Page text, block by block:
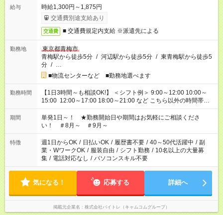
給与
時給1,300円～1,875円
交通費別途支給あり
交通費 ■ 交通費規定内支給 ※派遣先による
勤務地
東京都青梅市
青梅駅から徒歩5分 / 河辺駅から徒歩5分 / 東青梅駅から徒歩5
分 / …
■物流センターなど ■勤務地選べます
勤務時間
【1日3時間～も相談OK!】 ＜シフト例＞ 9:00～12:00 10:00～
15:00 12:00～17:00 18:00～21:00 など こちら以外の時間帯も
お気軽にご相談ください！
期間
単発1日～！ ★勤務開始日や期間はお気軽にご相談くださ
い！ ＃8月～ ＃9月～
特徴 週1日からOK / 日払いOK / 履歴書不要 / 40～50代活躍中 / 副
業・WワークOK / 服装自由 / シフト勤務 / 10名以上の大量募
集 / 電話対応なし / パソコンスキル不要
気になる！ 応募する 詳細へ
掲載元企業名 株式会社バイトレ（キャムコムグループ）